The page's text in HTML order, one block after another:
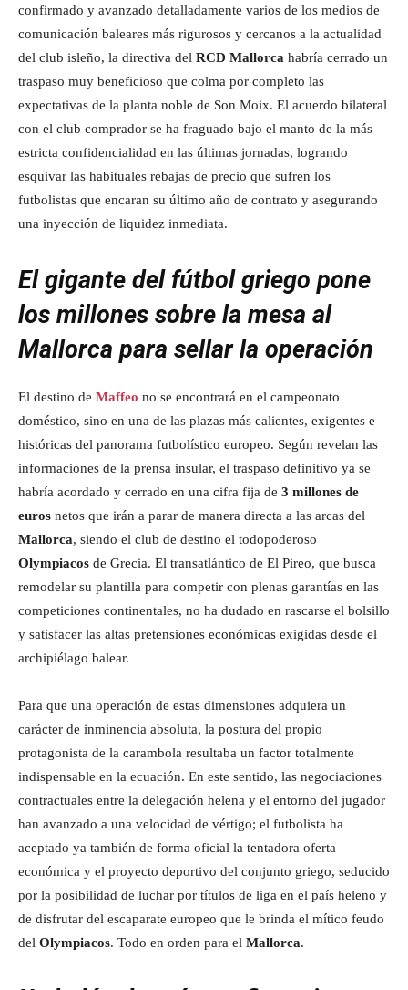
confirmado y avanzado detalladamente varios de los medios de
comunicación baleares más rigurosos y cercanos a la actualidad
del club isleño, la directiva del RCD Mallorca habría cerrado un
traspaso muy beneficioso que colma por completo las
expectativas de la planta noble de Son Moix. El acuerdo bilateral
con el club comprador se ha fraguado bajo el manto de la más
estricta confidencialidad en las últimas jornadas, logrando
esquivar las habituales rebajas de precio que sufren los
futbolistas que encaran su último año de contrato y asegurando
una inyección de liquidez inmediata.
El gigante del fútbol griego pone
los millones sobre la mesa al
Mallorca para sellar la operación
El destino de Maffeo no se encontrará en el campeonato
doméstico, sino en una de las plazas más calientes, exigentes e
históricas del panorama futbolístico europeo. Según revelan las
informaciones de la prensa insular, el traspaso definitivo ya se
habría acordado y cerrado en una cifra fija de 3 millones de
euros netos que irán a parar de manera directa a las arcas del
Mallorca, siendo el club de destino el todopoderoso
Olympiacos de Grecia. El transatlántico de El Pireo, que busca
remodelar su plantilla para competir con plenas garantías en las
competiciones continentales, no ha dudado en rascarse el bolsillo
y satisfacer las altas pretensiones económicas exigidas desde el
archipiélago balear.
Para que una operación de estas dimensiones adquiera un
carácter de inminencia absoluta, la postura del propio
protagonista de la carambola resultaba un factor totalmente
indispensable en la ecuación. En este sentido, las negociaciones
contractuales entre la delegación helena y el entorno del jugador
han avanzado a una velocidad de vértigo; el futbolista ha
aceptado ya también de forma oficial la tentadora oferta
económica y el proyecto deportivo del conjunto griego, seducido
por la posibilidad de luchar por títulos de liga en el país heleno y
de disfrutar del escaparate europeo que le brinda el mítico feudo
del Olympiacos. Todo en orden para el Mallorca.